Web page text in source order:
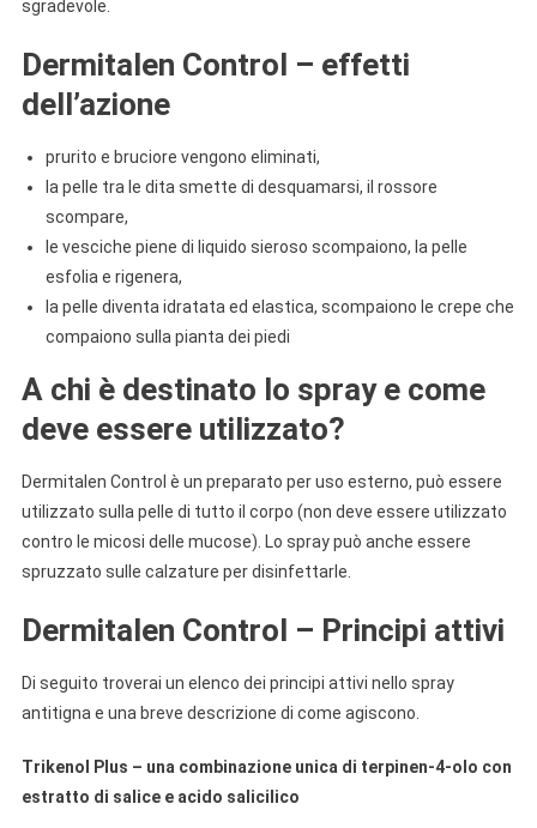
sgradevole.
Dermitalen Control – effetti
dell’azione
prurito e bruciore vengono eliminati,
la pelle tra le dita smette di desquamarsi, il rossore
scompare,
le vesciche piene di liquido sieroso scompaiono, la pelle
esfolia e rigenera,
la pelle diventa idratata ed elastica, scompaiono le crepe che
compaiono sulla pianta dei piedi
A chi è destinato lo spray e come
deve essere utilizzato?
Dermitalen Control è un preparato per uso esterno, può essere
utilizzato sulla pelle di tutto il corpo (non deve essere utilizzato
contro le micosi delle mucose). Lo spray può anche essere
spruzzato sulle calzature per disinfettarle.
Dermitalen Control – Principi attivi
Di seguito troverai un elenco dei principi attivi nello spray
antitigna e una breve descrizione di come agiscono.
Trikenol Plus – una combinazione unica di terpinen-4-olo con
estratto di salice e acido salicilico